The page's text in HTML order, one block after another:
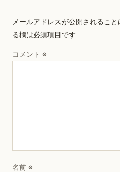
メールアドレスが公開されること
る欄は必須項目です
コメント ※
名前 ※